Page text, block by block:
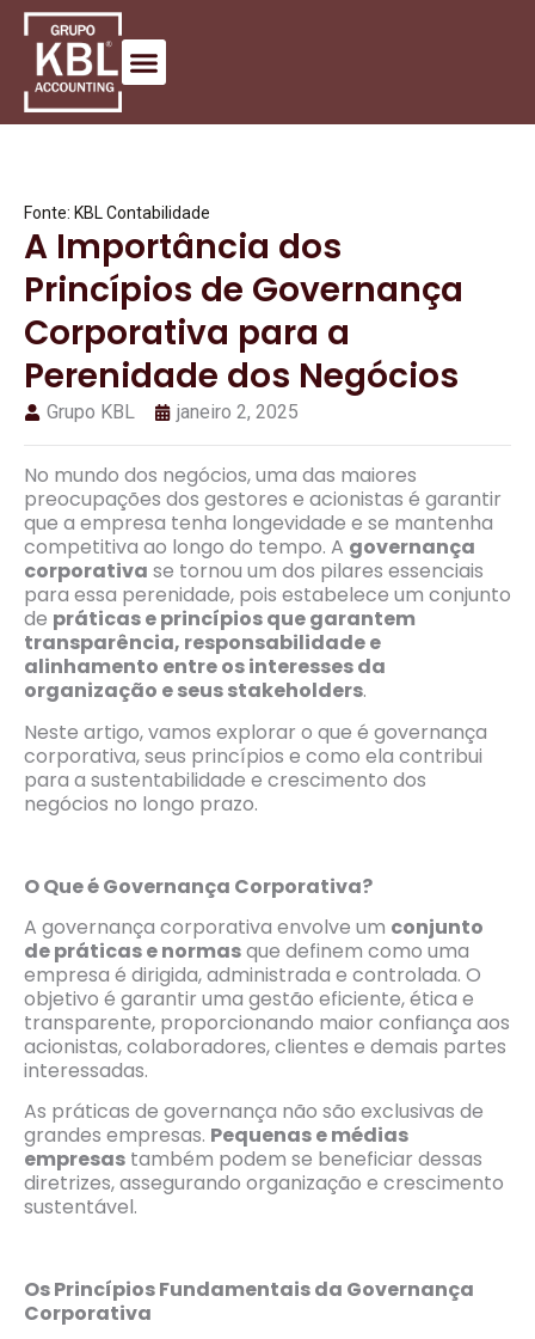
Fonte: KBL Contabilidade
A Importância dos
Princípios de Governança
Corporativa para a
Perenidade dos Negócios
Grupo KBL janeiro 2, 2025
No mundo dos negócios, uma das maiores
preocupações dos gestores e acionistas é garantir
que a empresa tenha longevidade e se mantenha
competitiva ao longo do tempo. A governança
corporativa se tornou um dos pilares essenciais
para essa perenidade, pois estabelece um conjunto
de práticas e princípios que garantem
transparência, responsabilidade e
alinhamento entre os interesses da
organização e seus stakeholders.
Neste artigo, vamos explorar o que é governança
corporativa, seus princípios e como ela contribui
para a sustentabilidade e crescimento dos
negócios no longo prazo.
O Que é Governança Corporativa?
A governança corporativa envolve um conjunto
de práticas e normasque definem como uma
empresa é dirigida, administrada e controlada. O
objetivo é garantir uma gestão eficiente, ética e
transparente, proporcionando maior confiança aos
acionistas, colaboradores, clientes e demais partes
interessadas.
As práticas de governança não são exclusivas de
grandes empresas. Pequenas e médias
empresas também podem se beneficiar dessas
diretrizes, assegurando organização e crescimento
sustentável.
Os Princípios Fundamentais da Governança
Corporativa